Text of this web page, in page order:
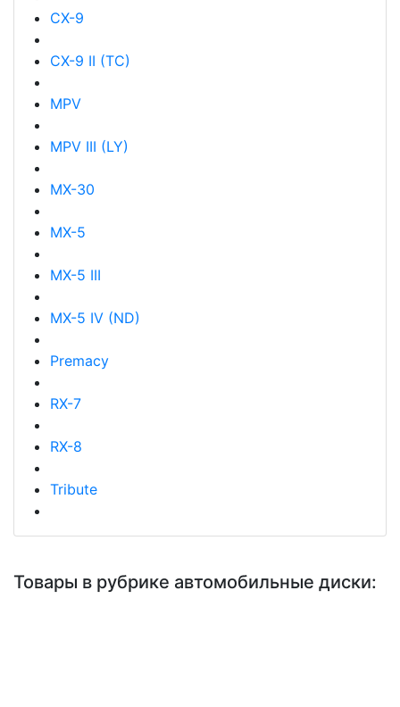
CX-9
CX-9 II (TC)
MPV
MPV III (LY)
MX-30
MX-5
MX-5 III
MX-5 IV (ND)
Premacy
RX-7
RX-8
Tribute
Товары в рубрике автомобильные диски: